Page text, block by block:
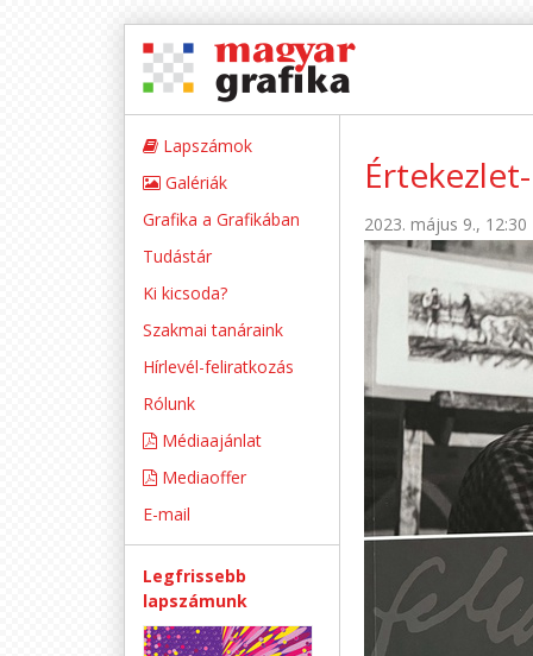
2023. május 9., 12:30
Lapszámok
Galériák
Grafika a Grafikában
Tudástár
Ki kicsoda?
Szakmai tanáraink
Hírlevél-feliratkozás
Rólunk
Médiaajánlat
Mediaoffer
E-mail
Legfrissebb
lapszámunk